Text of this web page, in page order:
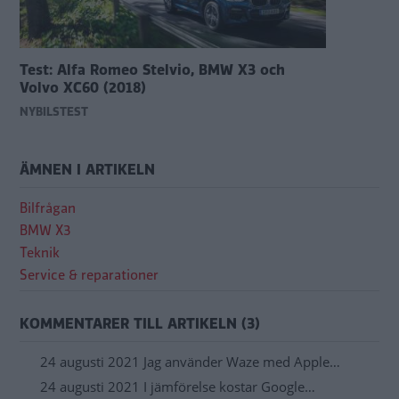
Test: Alfa Romeo Stelvio, BMW X3 och
Volvo XC60 (2018)
NYBILSTEST
ÄMNEN I ARTIKELN
Bilfrågan
BMW X3
Teknik
Service & reparationer
KOMMENTARER TILL ARTIKELN (3)
24 augusti 2021 Jag använder Waze med Apple…
24 augusti 2021 I jämförelse kostar Google…